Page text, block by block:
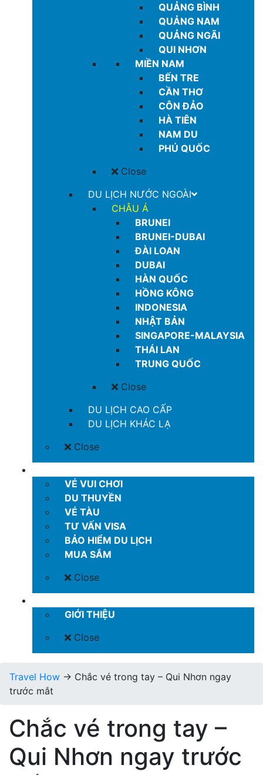
QUẢNG BÌNH
QUẢNG NAM
QUẢNG NGÃI
QUI NHƠN
MIỀN NAM
BẾN TRE
CẦN THƠ
CÔN ĐẢO
HÀ TIÊN
NAM DU
PHÚ QUỐC
Close
DU LỊCH NƯỚC NGOÀI
CHÂU Á
BRUNEI
BRUNEI-DUBAI
ĐÀI LOAN
DUBAI
HÀN QUỐC
HỒNG KÔNG
INDONESIA
NHẬT BẢN
SINGAPORE-MALAYSIA
THÁI LAN
TRUNG QUỐC
Close
DU LỊCH CAO CẤP
DU LỊCH KHÁC LẠ
Close
VÉ VUI CHƠI
DU THUYỀN
VÉ TÀU
TƯ VẤN VISA
BẢO HIỂM DU LỊCH
MUA SẮM
Close
GIỚI THIỆU
Close
Travel How → Chắc vé trong tay – Qui Nhơn ngay
trước mắt
Chắc vé trong tay –
Qui Nhơn ngay trước